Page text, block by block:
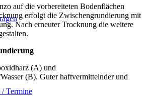
Termine
auf die vorbereiteten Bodenflächen
erfolgt die Zwischengrundierung mit
Nach erneuter Trocknung die weitere
(A) und
(B). Guter haftvermittelnder und